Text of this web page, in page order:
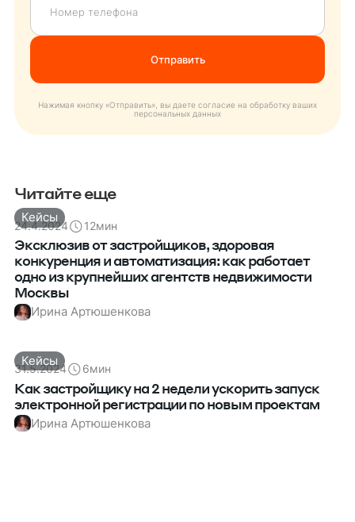
Нажимая кнопку «Отправить», вы даете согласие на обработку ваших
персональных данных
Читайте еще
24.4.2024 12мин
Эксклюзив от застройщиков, здоровая
конкуренция и автоматизация: как работает
одно из крупнейших агентств недвижимости
Москвы
Ирина Артюшенкова
Кейсы
31.5.2024 6мин
Как застройщику на 2 недели ускорить запуск
электронной регистрации по новым проектам
Ирина Артюшенкова
Кейсы